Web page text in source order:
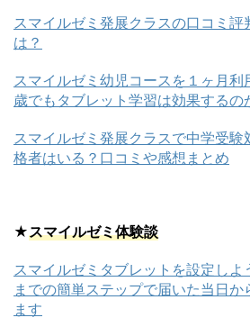
スマイルゼミ発展クラスの口コミ
は？
スマイルゼミ幼児コースを１ヶ月利
歳でもタブレット学習は効果するの
スマイルゼミ発展クラスで中学受
格者はいる？口コミや感想まとめ
★スマイルゼミ体験談
スマイルゼミタブレットを設定し
までの簡単ステップで届いた当日か
ます